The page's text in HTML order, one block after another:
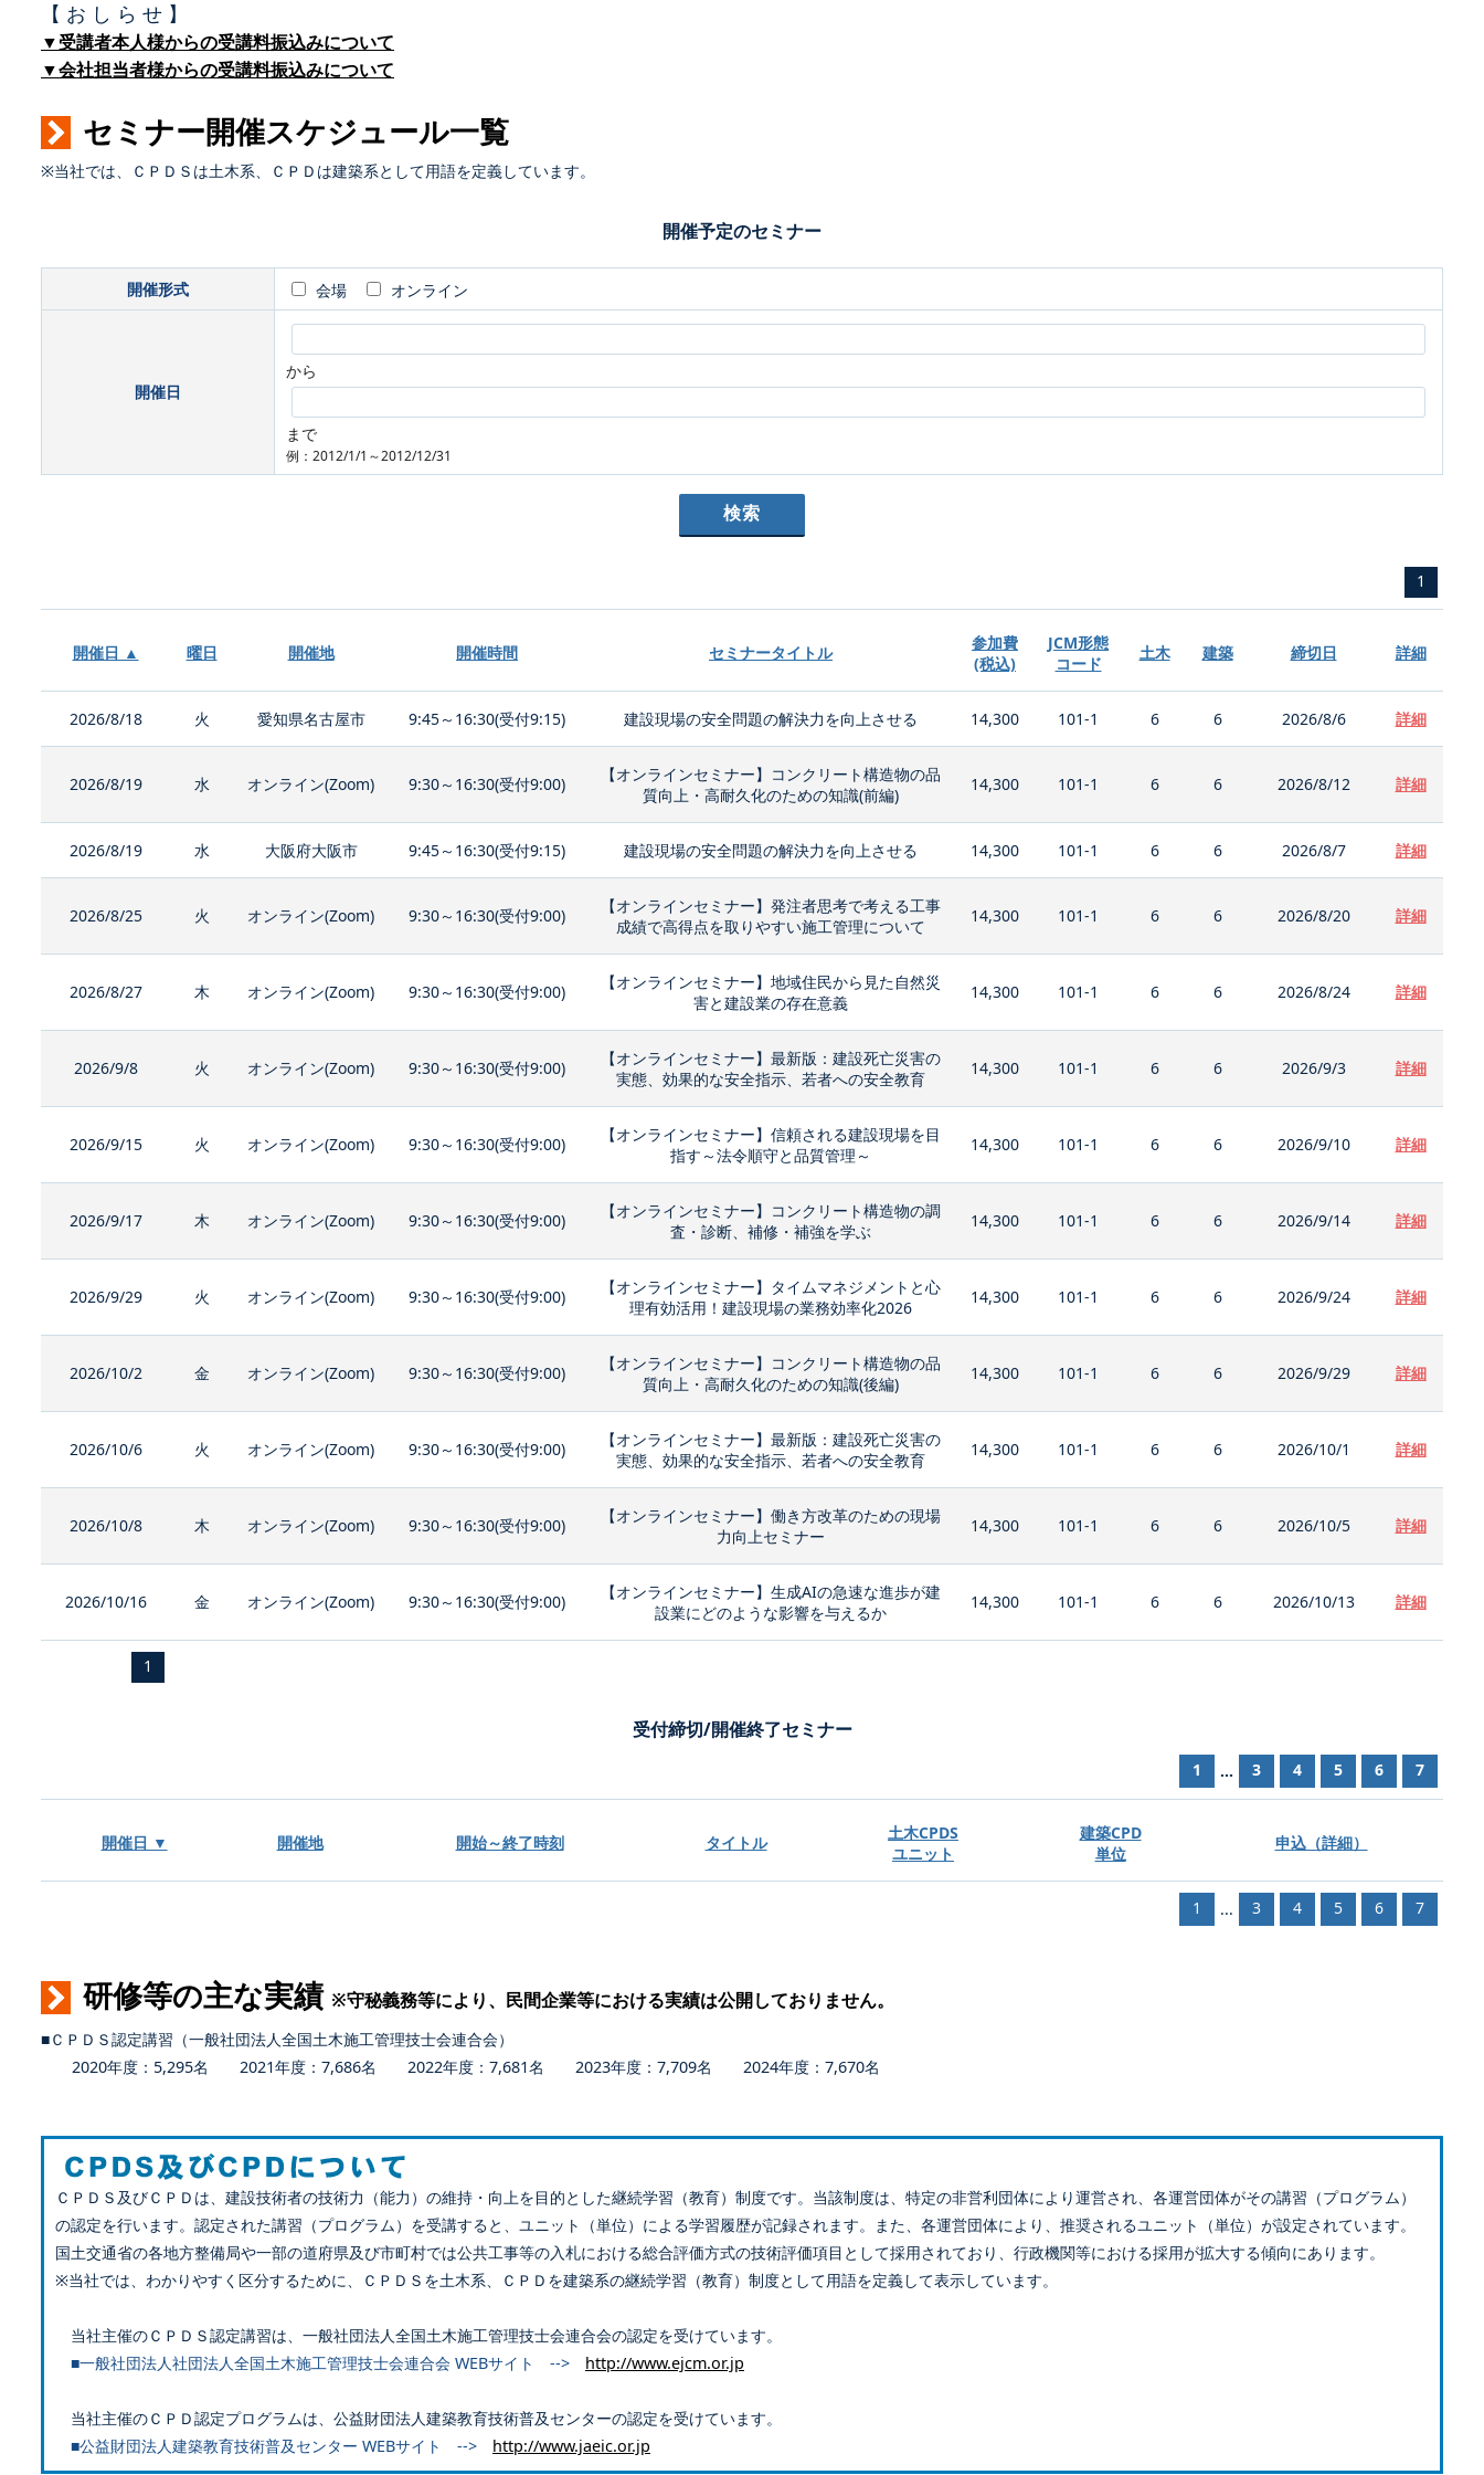
【 お し ら せ 】
▼受講者本人様からの受講料振込みについて
▼会社担当者様からの受講料振込みについて
セミナー開催スケジュール一覧
※当社では、ＣＰＤＳは土木系、ＣＰＤは建築系として用語を定義しています。
開催予定のセミナー
開催形式 会場 オンライン
開催日
から
まで
例：2012/1/1～2012/12/31
1
開催日 ▲ 曜日 開催地 開催時間 セミナータイトル
参加費
(税込)
JCM形態
コード
土木 建築 締切日 詳細
2026/8/18 火 愛知県名古屋市 9:45～16:30(受付9:15) 建設現場の安全問題の解決力を向上させる 14,300 101-1 6 6 2026/8/6 詳細
2026/8/19 水 オンライン(Zoom) 9:30～16:30(受付9:00)
【オンラインセミナー】コンクリート構造物の品
質向上・高耐久化のための知識(前編)
14,300 101-1 6 6 2026/8/12 詳細
2026/8/19 水 大阪府大阪市 9:45～16:30(受付9:15) 建設現場の安全問題の解決力を向上させる 14,300 101-1 6 6 2026/8/7 詳細
2026/8/25 火 オンライン(Zoom) 9:30～16:30(受付9:00)
【オンラインセミナー】発注者思考で考える工事
成績で高得点を取りやすい施工管理について
14,300 101-1 6 6 2026/8/20 詳細
2026/8/27 木 オンライン(Zoom) 9:30～16:30(受付9:00)
【オンラインセミナー】地域住民から見た自然災
害と建設業の存在意義
14,300 101-1 6 6 2026/8/24 詳細
2026/9/8 火 オンライン(Zoom) 9:30～16:30(受付9:00)
【オンラインセミナー】最新版：建設死亡災害の
実態、効果的な安全指示、若者への安全教育
14,300 101-1 6 6 2026/9/3 詳細
2026/9/15 火 オンライン(Zoom) 9:30～16:30(受付9:00)
【オンラインセミナー】信頼される建設現場を目
指す～法令順守と品質管理～
14,300 101-1 6 6 2026/9/10 詳細
2026/9/17 木 オンライン(Zoom) 9:30～16:30(受付9:00)
【オンラインセミナー】コンクリート構造物の調
査・診断、補修・補強を学ぶ
14,300 101-1 6 6 2026/9/14 詳細
2026/9/29 火 オンライン(Zoom) 9:30～16:30(受付9:00)
【オンラインセミナー】タイムマネジメントと心
理有効活用！建設現場の業務効率化2026
14,300 101-1 6 6 2026/9/24 詳細
2026/10/2 金 オンライン(Zoom) 9:30～16:30(受付9:00)
【オンラインセミナー】コンクリート構造物の品
質向上・高耐久化のための知識(後編)
14,300 101-1 6 6 2026/9/29 詳細
2026/10/6 火 オンライン(Zoom) 9:30～16:30(受付9:00)
【オンラインセミナー】最新版：建設死亡災害の
実態、効果的な安全指示、若者への安全教育
14,300 101-1 6 6 2026/10/1 詳細
2026/10/8 木 オンライン(Zoom) 9:30～16:30(受付9:00)
【オンラインセミナー】働き方改革のための現場
力向上セミナー
14,300 101-1 6 6 2026/10/5 詳細
2026/10/16 金 オンライン(Zoom) 9:30～16:30(受付9:00)
【オンラインセミナー】生成AIの急速な進歩が建
設業にどのような影響を与えるか
14,300 101-1 6 6 2026/10/13 詳細
1
受付締切/開催終了セミナー
1 ... 3 4 5 6 7
開催日 ▼ 開催地 開始～終了時刻 タイトル
土木CPDS
ユニット
建築CPD
単位
申込（詳細）
1 ... 3 4 5 6 7
研修等の主な実績 ※守秘義務等により、民間企業等における実績は公開しておりません。
■ＣＰＤＳ認定講習（一般社団法人全国土木施工管理技士会連合会）
2020年度：5,295名 2021年度：7,686名 2022年度：7,681名 2023年度：7,709名 2024年度：7,670名
ＣＰＤＳ及びＣＰＤは、建設技術者の技術力（能力）の維持・向上を目的とした継続学習（教育）制度です。当該制度は、特定の非営利団体により運営され、各運営団体がその講習（プログラム）
の認定を行います。認定された講習（プログラム）を受講すると、ユニット（単位）による学習履歴が記録されます。また、各運営団体により、推奨されるユニット（単位）が設定されています。
国土交通省の各地方整備局や一部の道府県及び市町村では公共工事等の入札における総合評価方式の技術評価項目として採用されており、行政機関等における採用が拡大する傾向にあります。
※当社では、わかりやすく区分するために、ＣＰＤＳを土木系、ＣＰＤを建築系の継続学習（教育）制度として用語を定義して表示しています。
当社主催のＣＰＤＳ認定講習は、一般社団法人全国土木施工管理技士会連合会の認定を受けています。
■一般社団法人社団法人全国土木施工管理技士会連合会 WEBサイト --> http://www.ejcm.or.jp
当社主催のＣＰＤ認定プログラムは、公益財団法人建築教育技術普及センターの認定を受けています。
■公益財団法人建築教育技術普及センター WEBサイト --> http://www.jaeic.or.jp